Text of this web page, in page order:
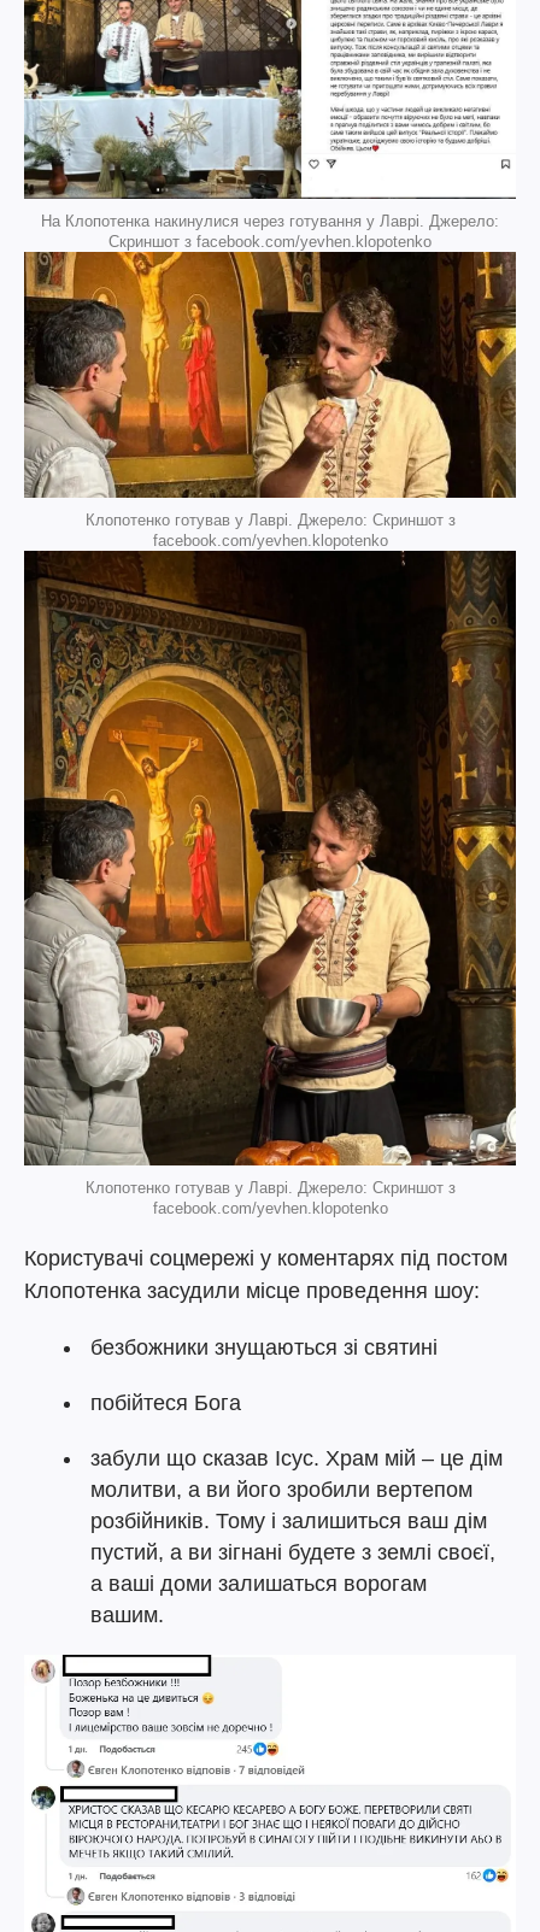
На Клопотенка накинулися через готування у Лаврі. Джерело:
Скриншот з facebook.com/yevhen.klopotenko
Клопотенко готував у Лаврі. Джерело: Скриншот з
facebook.com/yevhen.klopotenko
Клопотенко готував у Лаврі. Джерело: Скриншот з
facebook.com/yevhen.klopotenko
Користувачі соцмережі у коментарях під постом
Клопотенка засудили місце проведення шоу:
безбожники знущаються зі святині
побійтеся Бога
забули що сказав Ісус. Храм мій – це дім
молитви, а ви його зробили вертепом
розбійників. Тому і залишиться ваш дім
пустий, а ви зігнані будете з землі своєї,
а ваші доми залишаться ворогам
вашим.